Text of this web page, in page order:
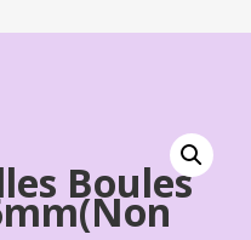
Boules